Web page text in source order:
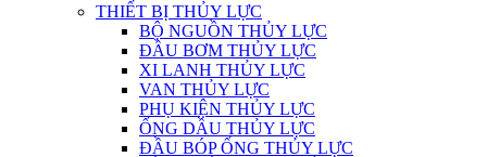
THIẾT BỊ THỦY LỰC
BỘ NGUỒN THỦY LỰC
ĐẦU BƠM THỦY LỰC
XI LANH THỦY LỰC
VAN THỦY LỰC
PHỤ KIỆN THỦY LỰC
ỐNG DẦU THỦY LỰC
ĐẦU BÓP ỐNG THỦY LỰC